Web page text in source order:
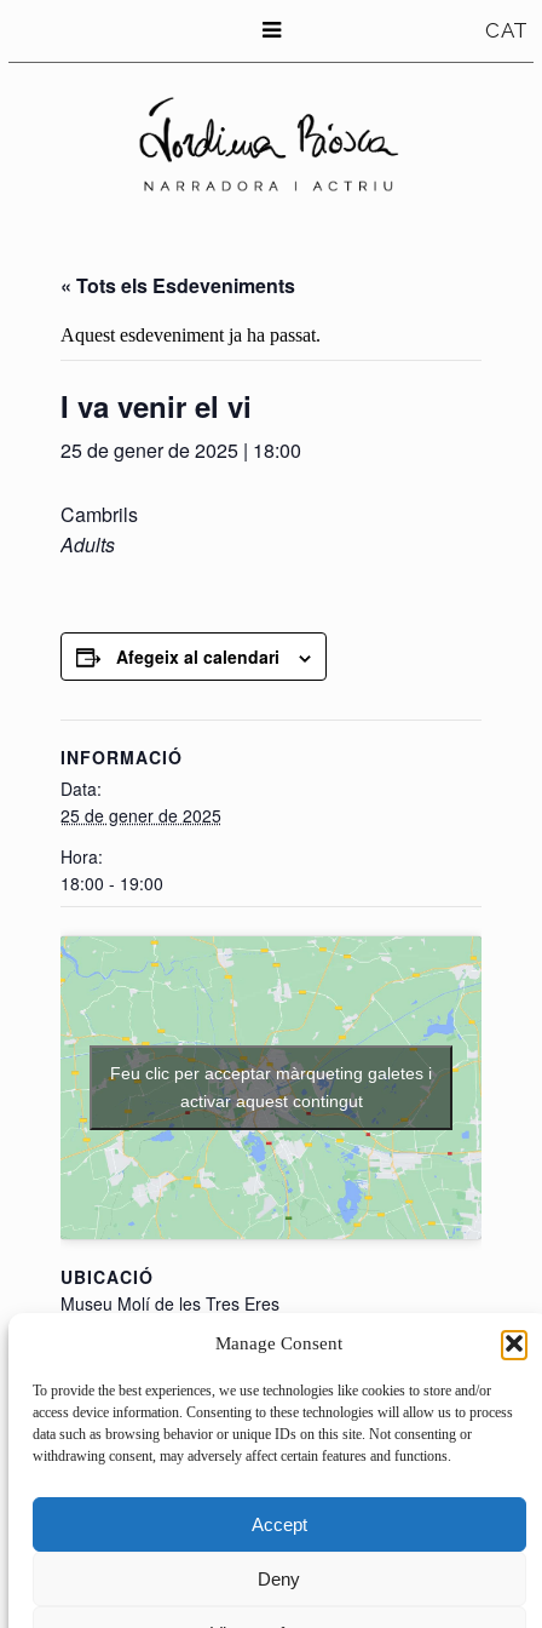
Manage Consent
To provide the best experiences, we use technologies like cookies to store and/or
access device information. Consenting to these technologies will allow us to process
data such as browsing behavior or unique IDs on this site. Not consenting or
withdrawing consent, may adversely affect certain features and functions.
Accept
Deny
CAT
« Tots els Esdeveniments
Aquest esdeveniment ja ha passat.
I va venir el vi
25 de gener de 2025 | 18:00
Cambrils
Adults
Afegeix al calendari
INFORMACIÓ
Data:
25 de gener de 2025
Hora:
18:00 - 19:00
UBICACIÓ
Museu Molí de les Tres Eres
Google
Feu clic per acceptar màrqueting galetes i
activar aquest contingut
100 coses que cal saber sobre Intel·ligència
El fill del